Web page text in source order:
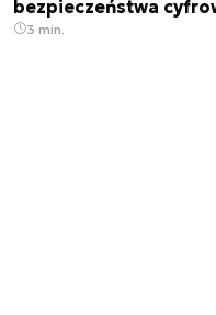
bezpieczeństwa
3 min.